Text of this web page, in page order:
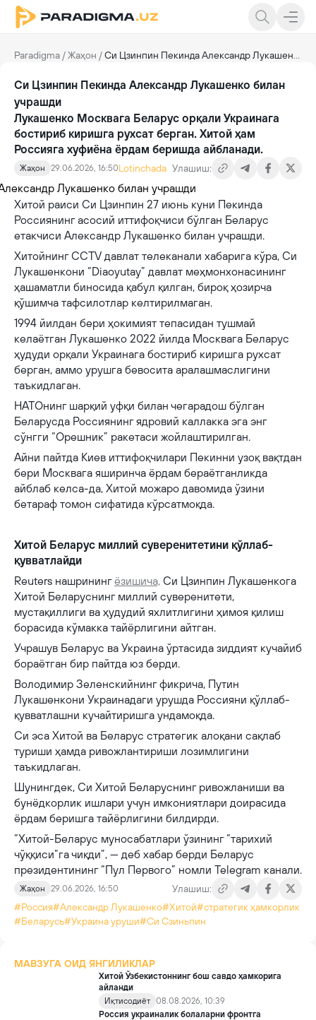
Paradigma /Жаҳон /Си Цзинпин Пекинда Александр Лукашенко билан учрашди
Си Цзинпин Пекинда Александр Лукашенко билан
учрашди
Лукашенко Москвага Беларус орқали Украинага
бостириб киришга рухсат берган. Хитой ҳам
Россияга хуфиёна ёрдам беришда айбланади.
Жаҳон 29.06.2026, 16:50Lotinchada Улашиш:
Хитой раиси Си Цзинпин 27 июнь куни Пекинда
Россиянинг асосий иттифоқчиси бўлган Беларус
етакчиси Александр Лукашенко билан учрашди.
Хитойнинг CCTV давлат телеканали хабарига кўра, Си
Лукашенкони “Diaoyutay” давлат меҳмонхонасининг
ҳашаматли биносида қабул қилган, бироқ ҳозирча
қўшимча тафсилотлар келтирилмаган.
1994 йилдан бери ҳокимият тепасидан тушмай
келаётган Лукашенко 2022 йилда Москвага Беларус
ҳудуди орқали Украинага бостириб киришга рухсат
берган, аммо урушга бевосита аралашмаслигини
таъкидлаган.
НАТОнинг шарқий уфқи билан чегарадош бўлган
Беларусда Россиянинг ядровий каллакка эга энг
сўнгги “Орешник” ракетаси жойлаштирилган.
Айни пайтда Киев иттифоқчилари Пекинни узоқ вақтдан
бери Москвага яширинча ёрдам бераётганликда
айблаб келса-да, Хитой можаро давомида ўзини
бетараф томон сифатида кўрсатмоқда.
Хитой Беларус миллий суверенитетини қўллаб-
қувватлайди
Reuters нашринингёзишича, Си Цзинпин Лукашенкога
Хитой Беларуснинг миллий суверенитети,
мустақиллиги ва ҳудудий яхлитлигини ҳимоя қилиш
борасида кўмакка тайёрлигини айтган.
Учрашув Беларус ва Украина ўртасида зиддият кучайиб
бораётган бир пайтда юз берди.
Володимир Зеленскийнинг фикрича, Путин
Лукашенкони Украинадаги урушда Россияни қўллаб-
қувватлашни кучайтиришга ундамоқда.
Си эса Хитой ва Беларус стратегик алоқани сақлаб
туриши ҳамда ривожлантириши лозимлигини
таъкидлаган.
Шунингдек, Си Хитой Беларуснинг ривожланиши ва
бунёдкорлик ишлари учун имкониятлари доирасида
ёрдам беришга тайёрлигини билдирди.
“Хитой-Беларус муносабатлари ўзининг “тарихий
чўққиси”га чиқди”, — деб хабар берди Беларус
президентининг “Пул Первого” номли Telegram канали.
Жаҳон 29.06.2026, 16:50
Улашиш:
#Россия#Александр Лукашенко#Хитой#стратегик ҳамкорлик
#Беларусь#Украина уруши#Си Сзиньпин
МАВЗУГА ОИД ЯНГИЛИКЛАР
Хитой Ўзбекистоннинг бош савдо ҳамкорига
айланди
Иқтисодиёт 08.08.2026, 10:39
Россия украиналик болаларни фронтга